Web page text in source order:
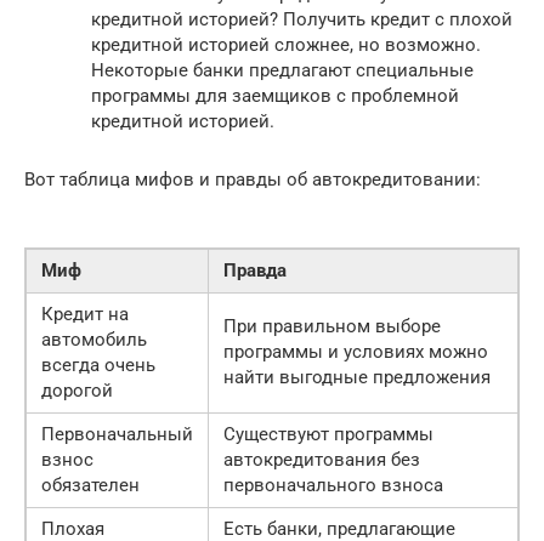
кредитной историей? Получить кредит с плохой
кредитной историей сложнее, но возможно.
Некоторые банки предлагают специальные
программы для заемщиков с проблемной
кредитной историей.
Вот таблица мифов и правды об автокредитовании:
Миф
Правда
Кредит на
автомобиль
всегда очень
дорогой
При правильном выборе
программы и условиях можно
найти выгодные предложения
Первоначальный
взнос
обязателен
Существуют программы
автокредитования без
первоначального взноса
Плохая
Есть банки, предлагающие